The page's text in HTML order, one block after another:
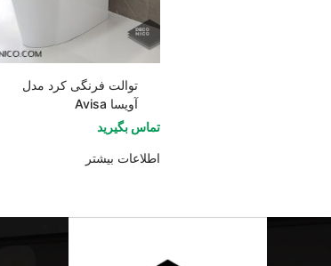
توالت فرنگی کرد مدل
آویسا Avisa
تماس بگیرید
اطلاعات بیشتر